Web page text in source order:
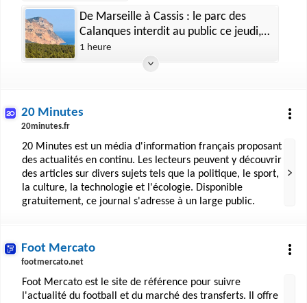
De Marseille à Cassis : le parc des
Calanques interdit au public ce jeudi,
voici pourquoi
1 heure
20 Minutes
20minutes.fr
20 Minutes est un média d'information français proposant
des actualités en continu. Les lecteurs peuvent y découvrir
des articles sur divers sujets tels que la politique, le sport,
la culture, la technologie et l'écologie. Disponible
gratuitement, ce journal s'adresse à un large public.
Foot Mercato
footmercato.net
Foot Mercato est le site de référence pour suivre
l'actualité du football et du marché des transferts. Il offre